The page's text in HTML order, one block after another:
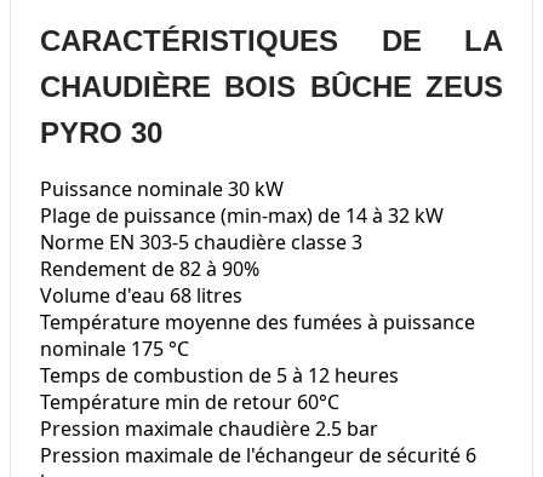
CARACTÉRISTIQUES DE LA
CHAUDIÈRE BOIS BÛCHE ZEUS
PYRO 30
Puissance nominale 30 kW
Plage de puissance (min-max) de 14 à 32 kW
Norme EN 303-5 chaudière classe 3
Rendement de 82 à 90%
Volume d'eau 68 litres
Température moyenne des fumées à puissance
nominale 175 °C
Temps de combustion de 5 à 12 heures
Température min de retour 60°C
Pression maximale chaudière 2.5 bar
Pression maximale de l'échangeur de sécurité 6